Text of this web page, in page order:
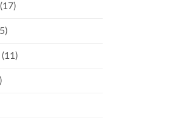
(17)
(11)